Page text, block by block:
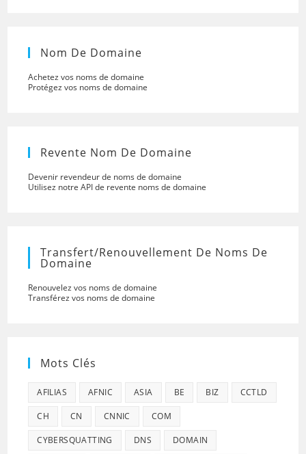
Nom De Domaine
Achetez vos noms de domaine
Protégez vos noms de domaine
Revente Nom De Domaine
Devenir revendeur de noms de domaine
Utilisez notre API de revente noms de domaine
Transfert/renouvellement De Noms De
Domaine
Renouvelez vos noms de domaine
Transférez vos noms de domaine
Mots Clés
AFILIAS AFNIC ASIA BE BIZ CCTLD
CH CN CNNIC COM
CYBERSQUATTING DNS DOMAIN